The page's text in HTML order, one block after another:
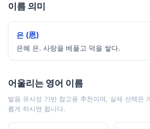
이름 의미
은 (恩)
은혜 은. 사랑을 베풀고 덕을 쌓다.
어울리는 영어 이름
발음 유사성 기반 참고용 추천이며, 실제 선택은
롭게 하시면 됩니다.